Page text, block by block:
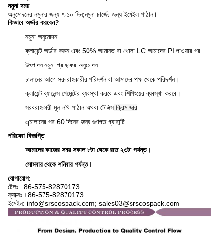
নমুনা সময়:
অনুমোদনের নমুনার জন্য ৭-১০ দিন;নমুনা চার্জের জন্য ইমেইল পাঠান।
কিভাবে অর্ডার করবেন?
নমুনা অনুমোদন
ক্লায়েন্ট অর্ডার করুন এবং 50% আমানত বা খোলা LC আমাদের PI পাওয়ার পর
উৎপাদন নমুনা গ্রাহকের অনুমোদন
চালানের আগে সরবরাহকারীর পরিদর্শন বা আমাদের পক্ষ থেকে পরিদর্শন।
ক্লায়েন্ট ব্যালেন্স পেমেন্টের ব্যবস্থা করবে এবং শিপিংয়ের ব্যবস্থা করবে।
সরবরাহকারী মূল নথি পাঠান অথবা টেলিক্স ক্রিম জার
qচালানের পর 60 দিনের জন্য গুণগত গ্যারান্টি
পরিষেবা বিজ্ঞপ্তি
আমাদের কাজের সময় সকাল ৮টা থেকে রাত ২৩টা পর্যন্ত।
সোমবার থেকে শনিবার পর্যন্ত।
যোগাযোগ:
টেলঃ +86-575-82870173
ফ্যাক্সঃ +86-575-82870173
ইমেইল: info@srscospack.com; sales03@srscospack.com